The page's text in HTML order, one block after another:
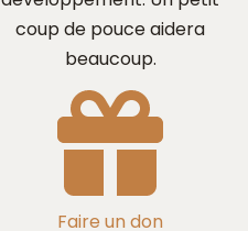
coup de pouce aidera
beaucoup.
Faire un don